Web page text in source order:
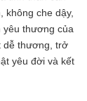
không che dậy,
yêu thương của
dễ thương, trở
yêu đời và kết